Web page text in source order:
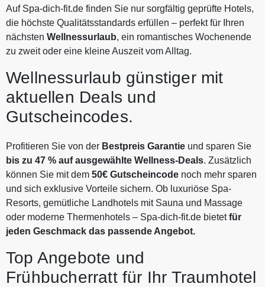
Auf Spa-dich-fit.de finden Sie nur sorgfältig geprüfte Hotels,
die höchste Qualitätsstandards erfüllen – perfekt für Ihren
nächsten Wellnessurlaub, ein romantisches Wochenende
zu zweit oder eine kleine Auszeit vom Alltag.
Wellnessurlaub günstiger mit
aktuellen Deals und
Gutscheincodes.
Profitieren Sie von der Bestpreis Garantie und sparen Sie
bis zu 47 % auf ausgewählte Wellness-Deals. Zusätzlich
können Sie mit dem 50€ Gutscheincode noch mehr sparen
und sich exklusive Vorteile sichern. Ob luxuriöse Spa-
Resorts, gemütliche Landhotels mit Sauna und Massage
oder moderne Thermenhotels – Spa-dich-fit.de bietetfür
jeden Geschmack das passende Angebot.
Top Angebote und
Frühbucherratt für Ihr Traumhotel